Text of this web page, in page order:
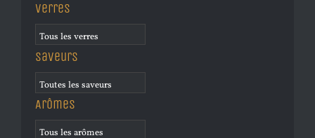
Verres
Saveurs
Arômes